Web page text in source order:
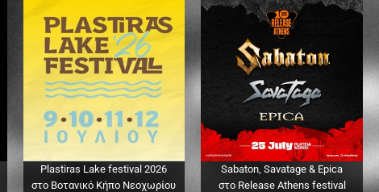
Plastiras Lake festival 2026
στο Βοτανικό Κήπο Νεοχωρίου
Sabaton, Savatage & Epica
στο Release Athens festival